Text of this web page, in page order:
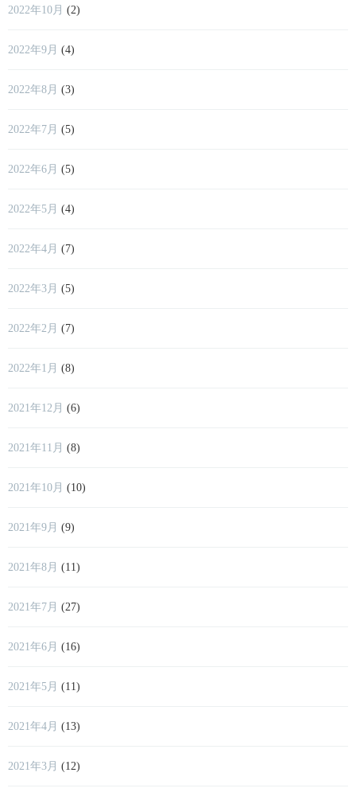
2022年10月 (2)
2022年9月 (4)
2022年8月 (3)
2022年7月 (5)
2022年6月 (5)
2022年5月 (4)
2022年4月 (7)
2022年3月 (5)
2022年2月 (7)
2022年1月 (8)
2021年12月 (6)
2021年11月 (8)
2021年10月 (10)
2021年9月 (9)
2021年8月 (11)
2021年7月 (27)
2021年6月 (16)
2021年5月 (11)
2021年4月 (13)
2021年3月 (12)